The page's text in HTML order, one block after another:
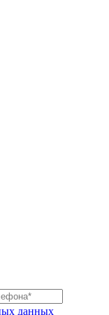
данных